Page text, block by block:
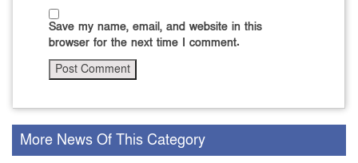
Save my name, email, and website in this
browser for the next time I comment.
More News Of This Category